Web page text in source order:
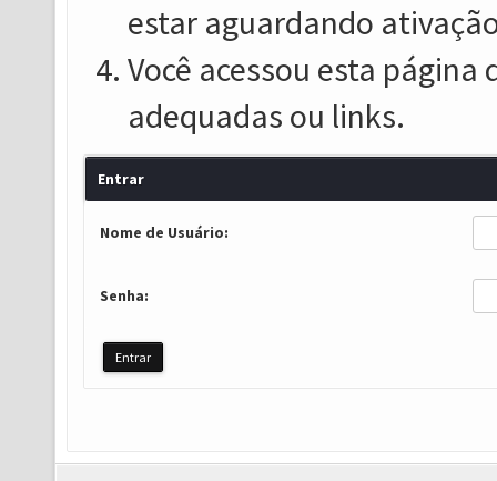
estar aguardando
Você acessou esta
adequadas ou links.
Entrar
Nome de Usuário:
Senha: